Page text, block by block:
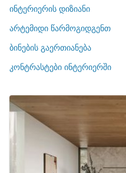
რ
ბ
ი
ინტერიერის დიზიანი
არტემიდი წარმოგიდგენთ
ბინების გაერთიანება
კონტრასტები ინტერიერში